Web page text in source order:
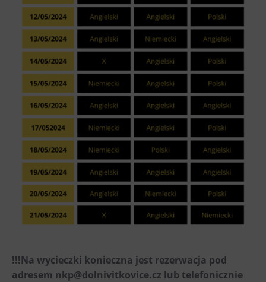
!!!Na wycieczki konieczna jest rezerwacja pod
adresem nkp@dolnivitkovice.cz lub telefonicznie